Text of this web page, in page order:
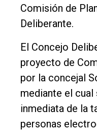
Balcarce
Inicio
Tendencia
Int.
General
Política
Comisión de
Deliberante.
El Concejo
proyecto de
por la concejal
mediante el
inmediata de la
personas